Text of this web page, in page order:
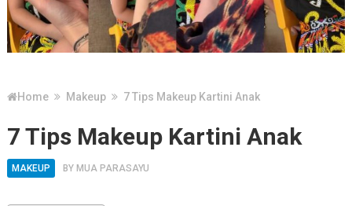
Home Makeup 7 Tips Makeup Kartini Anak
7 Tips Makeup Kartini Anak
MAKEUP BY MUA PARASAYU